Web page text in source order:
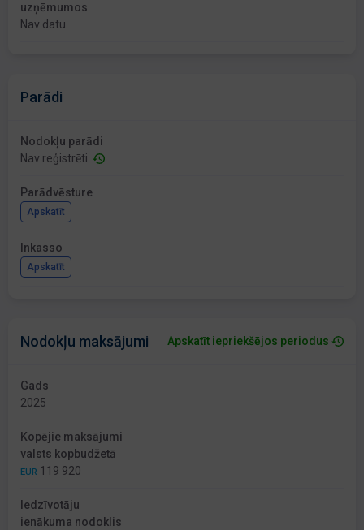
uzņēmumos
Nav datu
Parādi
Nodokļu parādi
Nav reģistrēti
Parādvēsture
Apskatīt
Inkasso
Apskatīt
Nodokļu maksājumi Apskatīt iepriekšējos periodus
Gads
2025
Kopējie maksājumi
valsts kopbudžetā
EUR 119 920
Iedzīvotāju
ienākuma nodoklis